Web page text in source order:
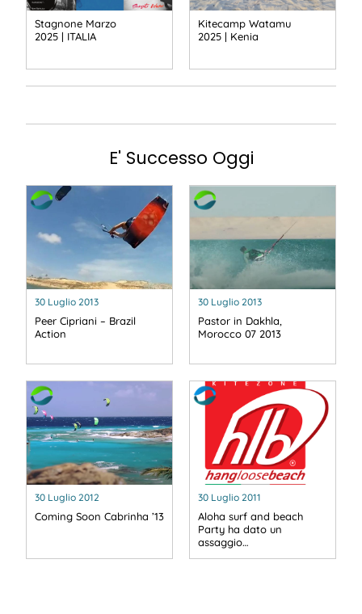
Stagnone Marzo
2025 | ITALIA
Kitecamp Watamu
2025 | Kenia
E' Successo Oggi
30 Luglio 2013
Peer Cipriani – Brazil
Action
30 Luglio 2013
Pastor in Dakhla,
Morocco 07 2013
30 Luglio 2012
Coming Soon Cabrinha ’13
30 Luglio 2011
Aloha surf and beach
Party ha dato un
assaggio…